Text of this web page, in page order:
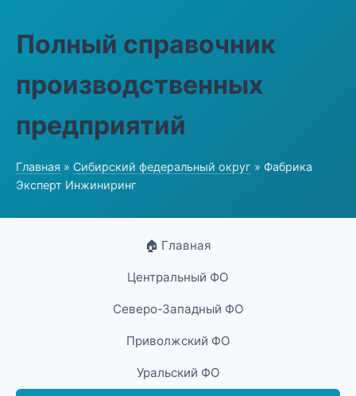
Полный справочник
производственных
предприятий
Главная » Сибирский федеральный округ » Фабрика
Эксперт Инжиниринг
🏠 Главная
Центральный ФО
Северо-Западный ФО
Приволжский ФО
Уральский ФО